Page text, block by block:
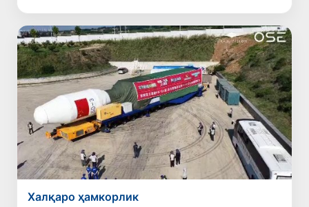
Халқаро ҳамкорлик